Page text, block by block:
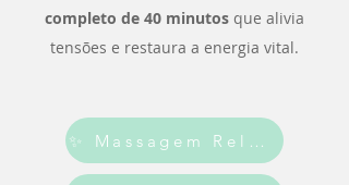
completo de 40 minutos que alivia
tensões e restaura a energia vital.
✨ Massagem Relaxante